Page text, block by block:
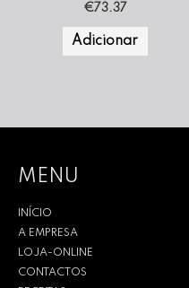
€73.37
Adicionar
MENU
INÍCIO
A EMPRESA
LOJA-ONLINE
CONTACTOS